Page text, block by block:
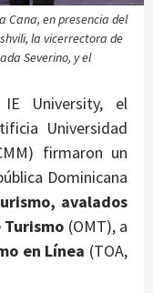
Cana, en presencia del
la vicerrectora de
Severino, y el
University, el
Universidad
firmaron un
Dominicana
avalados
(OMT), a
en Línea (TOA,